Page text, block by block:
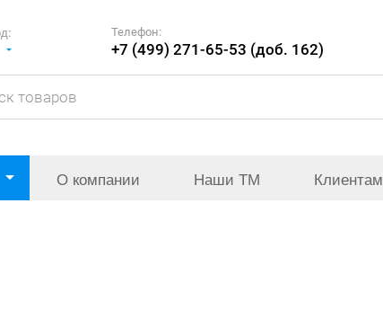
Телефон:
+7 (499) 271-65-53 (доб. 162)
О компании Наши ТМ Клиентам